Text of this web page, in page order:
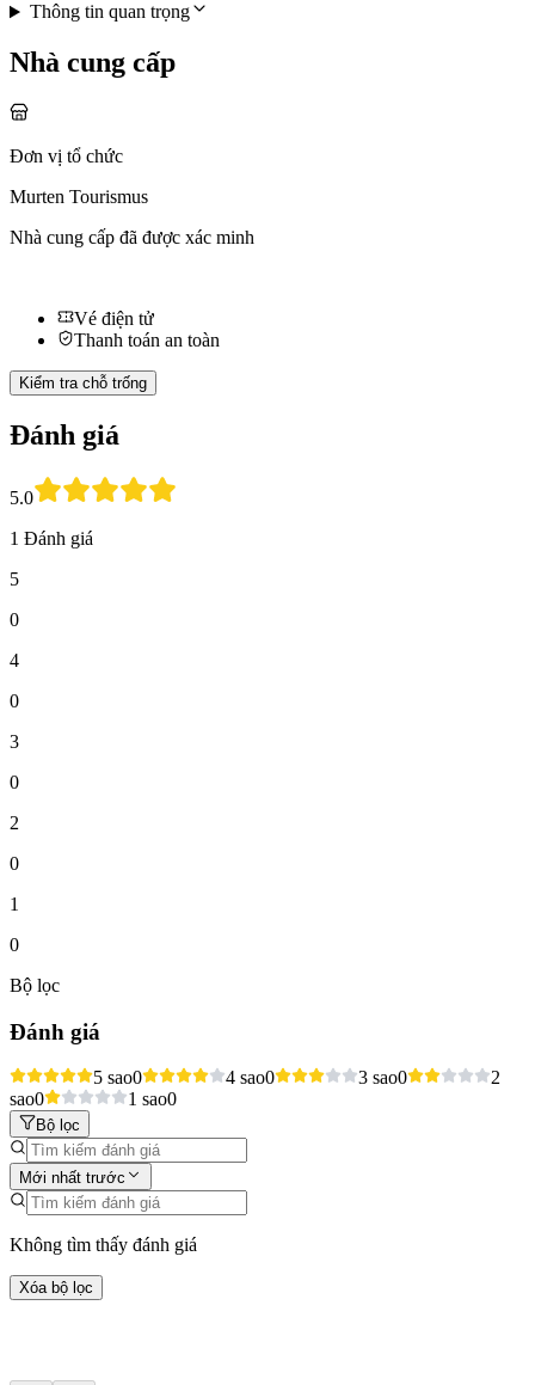
Thông tin quan trọng
Nhà cung cấp
Đơn vị tổ chức
Murten Tourismus
Nhà cung cấp đã được xác minh
Vé điện tử
Thanh toán an toàn
Kiểm tra chỗ trống
Đánh giá
5.0
1 Đánh giá
5
0
4
0
3
0
2
0
1
0
Bộ lọc
Đánh giá
5 sao0 4 sao0 3 sao0
2
sao0 1 sao0
Bộ lọc
Mới nhất trước
Không tìm thấy đánh giá
Xóa bộ lọc